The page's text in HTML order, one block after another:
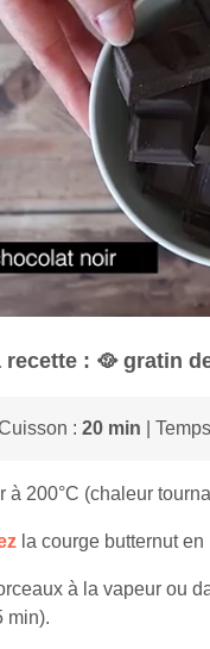
recette : 🥘 gratin
: 20 min |
à 200°C (chaleur
la courge butternut en
à la vapeur ou
min).